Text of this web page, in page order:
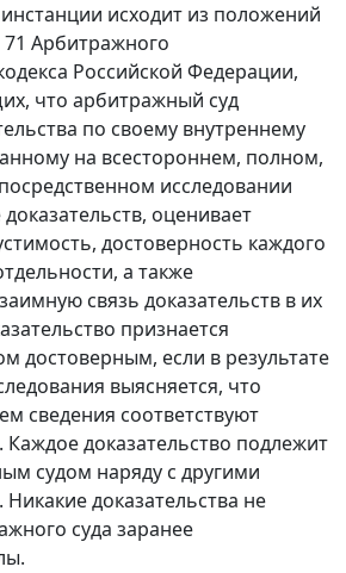
исходит из положений
Арбитражного
Российской Федерации,
что арбитражный суд
по своему внутреннему
на всестороннем, полном,
исследовании
оценивает
достоверность каждого
а также
связь доказательств в их
признается
достоверным, если в результате
выясняется, что
сведения соответствуют
Каждое доказательство подлежит
судом наряду с другими
доказательства не
суда заранее